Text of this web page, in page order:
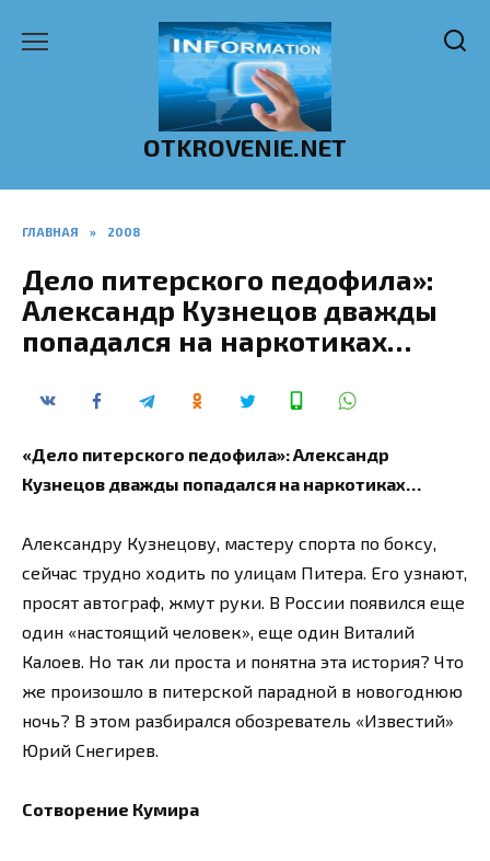
OTKROVENIE.NET
ГЛАВНАЯ » 2008
Дело питерского педофила»:
Александр Кузнецов дважды
попадался на наркотиках…
«Дело питерского педофила»: Александр
Кузнецов дважды попадался на наркотиках…
Александру Кузнецову, мастеру спорта по боксу,
сейчас трудно ходить по улицам Питера. Его узнают,
просят автограф, жмут руки. В России появился еще
один «настоящий человек», еще один Виталий
Калоев. Но так ли проста и понятна эта история? Что
же произошло в питерской парадной в новогоднюю
ночь? В этом разбирался обозреватель «Известий»
Юрий Снегирев.
Сотворение Кумира